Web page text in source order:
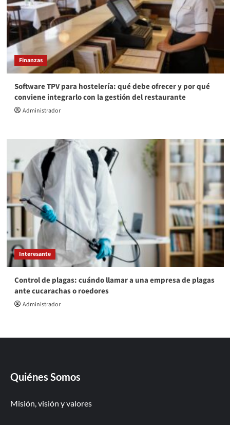
Finanzas
Software TPV para hostelería: qué debe ofrecer y por qué
conviene integrarlo con la gestión del restaurante
Administrador
Interesante
Control de plagas: cuándo llamar a una empresa de plagas
ante cucarachas o roedores
Administrador
Quiénes Somos
Misión, visión y valores